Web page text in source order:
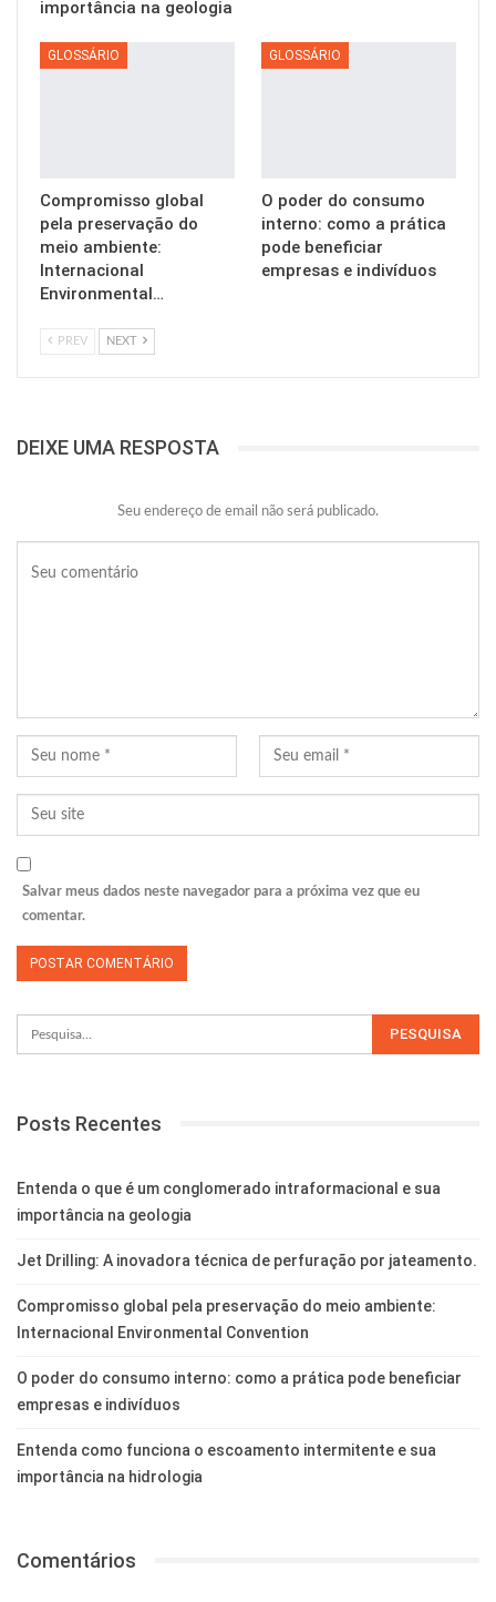
importância na geologia
GLOSSÁRIO
Compromisso global
pela preservação do
meio ambiente:
Internacional
Environmental…
GLOSSÁRIO
O poder do consumo
interno: como a prática
pode beneficiar
empresas e indivíduos
PREV NEXT
DEIXE UMA RESPOSTA
Seu endereço de email não será publicado.
Salvar meus dados neste navegador para a próxima vez que eu
comentar.
Posts Recentes
Entenda o que é um conglomerado intraformacional e sua
importância na geologia
Jet Drilling: A inovadora técnica de perfuração por jateamento.
Compromisso global pela preservação do meio ambiente:
Internacional Environmental Convention
O poder do consumo interno: como a prática pode beneficiar
empresas e indivíduos
Entenda como funciona o escoamento intermitente e sua
importância na hidrologia
Comentários